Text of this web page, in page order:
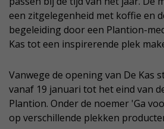
een zitgelegenheid met koffie en
begeleiding door een Plantion-
Kas tot een inspirerende plek
Vanwege de opening van De Kas
vanaf 19 januari tot het eind van
Plantion. Onder de noemer 'Ga
op verschillende plekken